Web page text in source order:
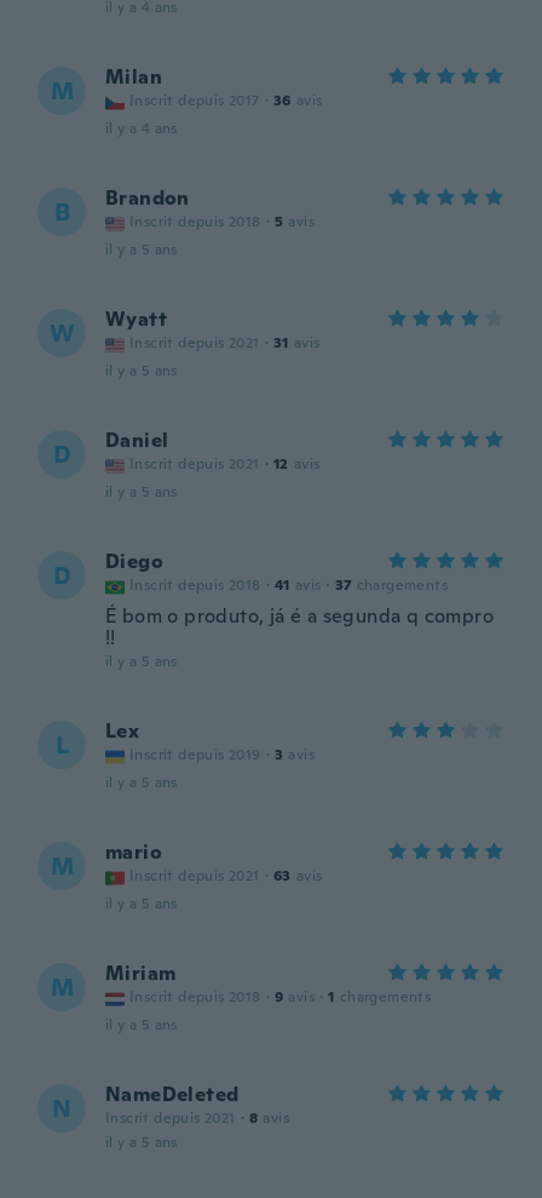
il y a 4 ans
M Milan
Inscrit depuis 2017 · 36 avis
il y a 4 ans
B Brandon
Inscrit depuis 2018 · 5 avis
il y a 5 ans
W Wyatt
Inscrit depuis 2021 · 31 avis
il y a 5 ans
D Daniel
Inscrit depuis 2021 · 12 avis
il y a 5 ans
D Diego
Inscrit depuis 2018 · 41 avis · 37 chargements
É bom o produto, já é a segunda q compro
!!
il y a 5 ans
L Lex
Inscrit depuis 2019 · 3 avis
il y a 5 ans
M mario
Inscrit depuis 2021 · 63 avis
il y a 5 ans
M Miriam
Inscrit depuis 2018 · 9 avis · 1 chargements
il y a 5 ans
N NameDeleted
Inscrit depuis 2021 · 8 avis
il y a 5 ans